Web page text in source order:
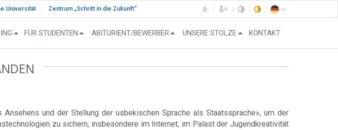
Universität Zentrum „Schritt in die Zukunft“
FÜR STUDENTEN ABITURIENT/BEWERBER UNSERE STOLZE KONTAKT
und der Stellung der usbekischen Sprache als Staatssprache», um der
zu sichern, insbesondere im Internet, im Palast der Jugendkreativität